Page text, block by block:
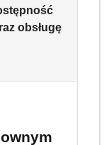
obsługę